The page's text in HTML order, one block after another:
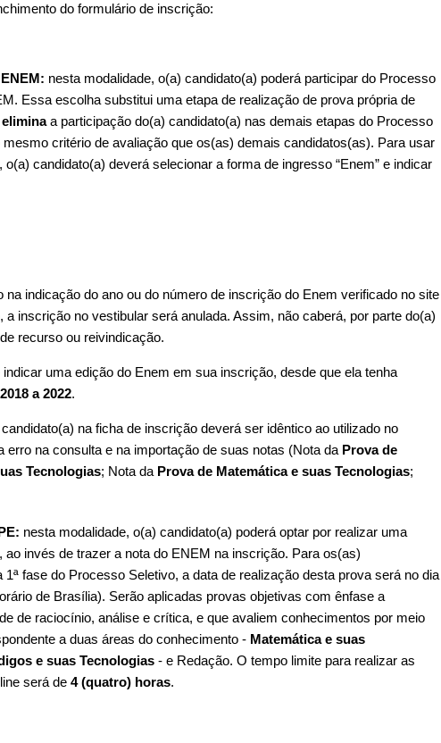
do formulário de inscrição:
nesta modalidade, o(a) candidato(a) poderá participar do Processo
Essa escolha substitui uma etapa de realização de prova própria de
a participação do(a) candidato(a) nas demais etapas do Processo
critério de avaliação que os(as) demais candidatos(as). Para usar
candidato(a) deverá selecionar a forma de ingresso “Enem” e indicar
na indicação do ano ou do número de inscrição do Enem verificado no site
a inscrição no vestibular será anulada. Assim, não caberá, por parte do(a)
recurso ou reivindicação.
uma edição do Enem em sua inscrição, desde que ela tenha
a 2022.
na ficha de inscrição deverá ser idêntico ao utilizado no
erro na consulta e na importação de suas notas (Nota da Prova de
Tecnologias; Nota da Prova de Matemática e suas Tecnologias;
nesta modalidade, o(a) candidato(a) poderá optar por realizar uma
invés de trazer a nota do ENEM na inscrição. Para os(as)
fase do Processo Seletivo, a data de realização desta prova será no dia
de Brasília). Serão aplicadas provas objetivas com ênfase a
de raciocínio, análise e crítica, e que avaliem conhecimentos por meio
a duas áreas do conhecimento - Matemática e suas
e suas Tecnologias - e Redação. O tempo limite para realizar as
será de4 (quatro) horas.